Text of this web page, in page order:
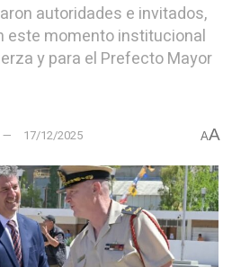
autoridades e invitados,
este momento institucional
y para el Prefecto Mayor
17/12/2025 AA